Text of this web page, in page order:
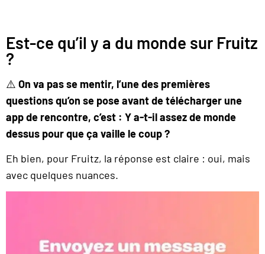
Est-ce qu’il y a du monde sur Fruitz
?
⚠️ On va pas se mentir, l’une des premières
questions qu’on se pose avant de télécharger une
app de rencontre, c’est : Y a-t-il assez de monde
dessus pour que ça vaille le coup ?
Eh bien, pour Fruitz, la réponse est claire : oui, mais
avec quelques nuances.